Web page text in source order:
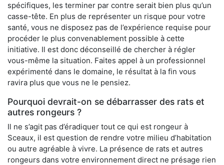
spécifiques, les terminer par contre serait bien plus qu’un
casse-tête. En plus de représenter un risque pour votre
santé, vous ne disposez pas de l’expérience requise pour
procéder le plus convenablement possible à cette
initiative. Il est donc déconseillé de chercher à régler
vous-même la situation. Faites appel à un professionnel
expérimenté dans le domaine, le résultat à la fin vous
ravira plus que vous ne le pensiez.
Pourquoi devrait-on se débarrasser des rats et
autres rongeurs ?
Il ne s’agit pas d’éradiquer tout ce qui est rongeur à
Sceaux, il est question de rendre votre milieu d’habitation
ou autre agréable à vivre. La présence de rats et autres
rongeurs dans votre environnement direct ne présage rien